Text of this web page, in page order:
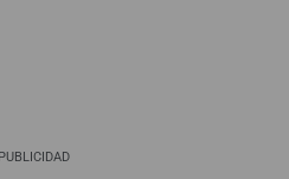
PUBLICIDAD